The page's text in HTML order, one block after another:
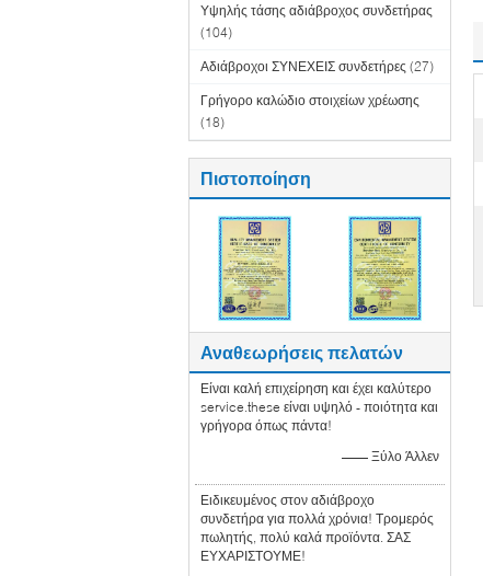
Υψηλής τάσης αδιάβροχος συνδετήρας
(104)
Αδιάβροχοι ΣΥΝΕΧΕΙΣ συνδετήρες (27)
Γρήγορο καλώδιο στοιχείων χρέωσης
(18)
Πιστοποίηση
Αναθεωρήσεις πελατών
Είναι καλή επιχείρηση και έχει καλύτερο
service.these είναι υψηλό - ποιότητα και
γρήγορα όπως πάντα!
—— Ξύλο Άλλεν
Ειδικευμένος στον αδιάβροχο
συνδετήρα για πολλά χρόνια! Τρομερός
πωλητής, πολύ καλά προϊόντα. ΣΑΣ
ΕΥΧΑΡΙΣΤΟΥΜΕ!